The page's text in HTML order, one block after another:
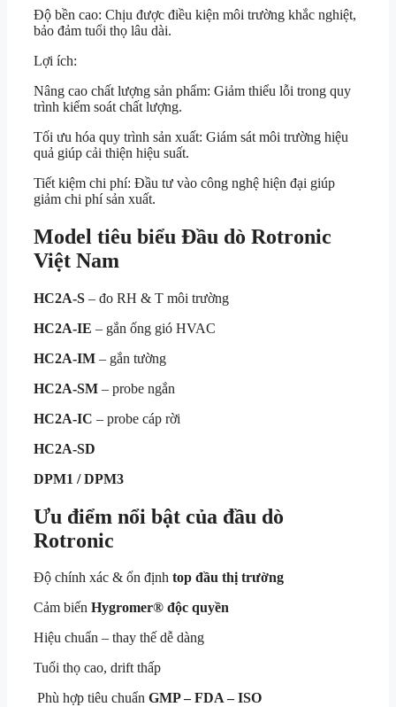
Độ bền cao: Chịu được điều kiện môi trường khắc nghiệt,
bảo đảm tuổi thọ lâu dài.
Lợi ích:
Nâng cao chất lượng sản phẩm: Giảm thiểu lỗi trong quy
trình kiểm soát chất lượng.
Tối ưu hóa quy trình sản xuất: Giám sát môi trường hiệu
quả giúp cải thiện hiệu suất.
Tiết kiệm chi phí: Đầu tư vào công nghệ hiện đại giúp
giảm chi phí sản xuất.
Model tiêu biểu Đầu dò Rotronic
Việt Nam
HC2A-S – đo RH & T môi trường
HC2A-IE – gắn ống gió HVAC
HC2A-IM – gắn tường
HC2A-SM – probe ngắn
HC2A-IC – probe cáp rời
HC2A-SD
DPM1 / DPM3
Ưu điểm nổi bật của đầu dò
Rotronic
Độ chính xác & ổn định top đầu thị trường
Cảm biến Hygromer® độc quyền
Hiệu chuẩn – thay thế dễ dàng
Tuổi thọ cao, drift thấp
Phù hợp tiêu chuẩn GMP – FDA – ISO